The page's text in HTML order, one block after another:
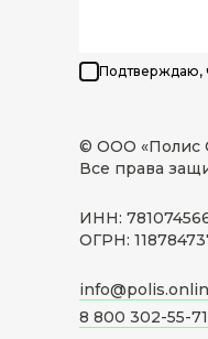
Подтверждаю,
© ООО «Полис
Все права
ИНН:
ОГРН:
8 800 302-55-71